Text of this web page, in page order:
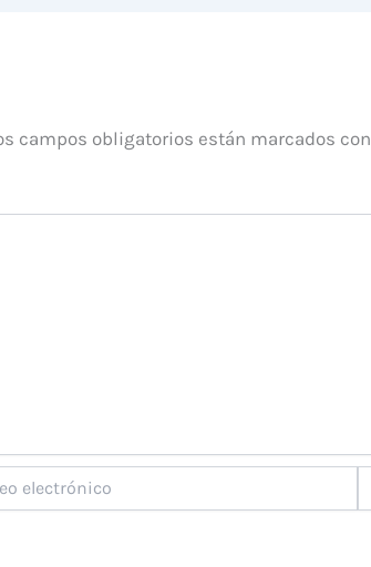
campos obligatorios están marcados con